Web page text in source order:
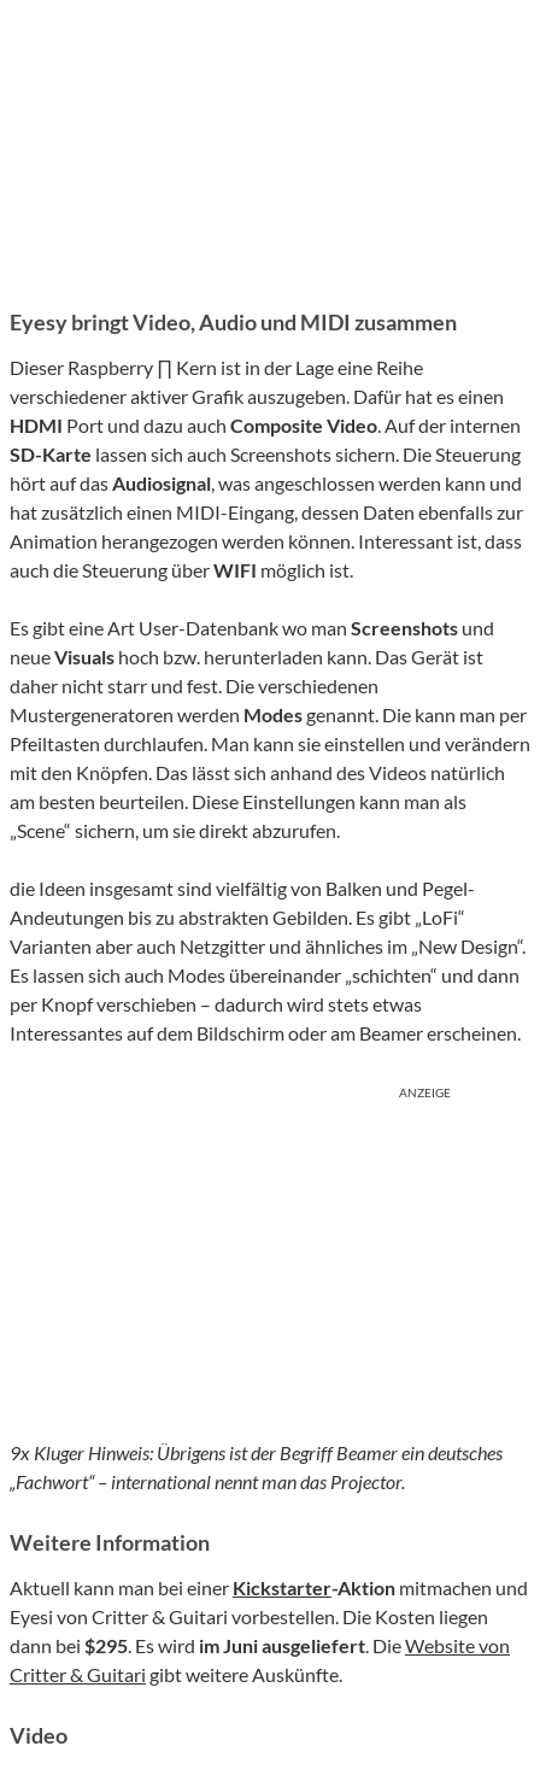
Eyesy bringt Video, Audio und MIDI zusammen
Dieser Raspberry ∏ Kern ist in der Lage eine Reihe
verschiedener aktiver Grafik auszugeben. Dafür hat es einen
HDMI Port und dazu auch Composite Video. Auf der internen
SD-Karte lassen sich auch Screenshots sichern. Die Steuerung
hört auf dasAudiosignal, was angeschlossen werden kann und
hat zusätzlich einen MIDI-Eingang, dessen Daten ebenfalls zur
Animation herangezogen werden können. Interessant ist, dass
auch die Steuerung überWIFI möglich ist.
Es gibt eine Art User-Datenbank wo man Screenshots und
neueVisuals hoch bzw. herunterladen kann. Das Gerät ist
daher nicht starr und fest. Die verschiedenen
Mustergeneratoren werden Modesgenannt. Die kann man per
Pfeiltasten durchlaufen. Man kann sie einstellen und verändern
mit den Knöpfen. Das lässt sich anhand des Videos natürlich
am besten beurteilen. Diese Einstellungen kann man als
„Scene“ sichern, um sie direkt abzurufen.
die Ideen insgesamt sind vielfältig von Balken und Pegel-
Andeutungen bis zu abstrakten Gebilden. Es gibt „LoFi“
Varianten aber auch Netzgitter und ähnliches im „New Design“.
Es lassen sich auch Modes übereinander „schichten“ und dann
per Knopf verschieben – dadurch wird stets etwas
Interessantes auf dem Bildschirm oder am Beamer erscheinen.
ANZEIGE
9x Kluger Hinweis: Übrigens ist der Begriff Beamer ein deutsches
„Fachwort“ – international nennt man das Projector.
Weitere Information
Aktuell kann man bei einer Kickstarter-Aktion mitmachen und
Eyesi von Critter & Guitari vorbestellen. Die Kosten liegen
dann bei $295. Es wird im Juni ausgeliefert. DieWebsite von
Critter & Guitari gibt weitere Auskünfte.
Video